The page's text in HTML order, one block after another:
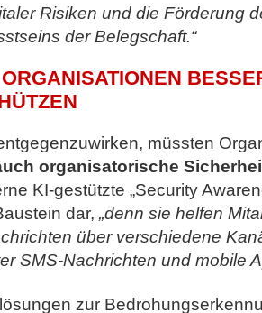
Risiken und die Förderung
der Belegschaft.“
müssten
organisatorische
KI-gestützte „Security
dar, „denn sie helfen
über verschiedene
SMS-Nachrichten und mobile
zur